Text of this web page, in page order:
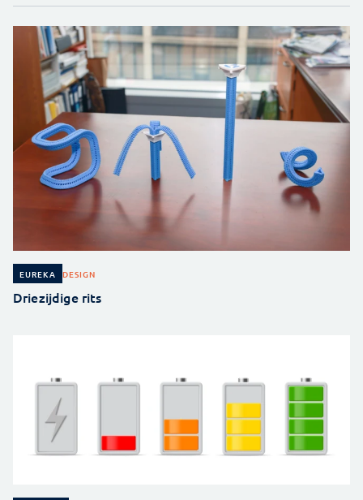
EUREKA DESIGN
Driezijdige rits